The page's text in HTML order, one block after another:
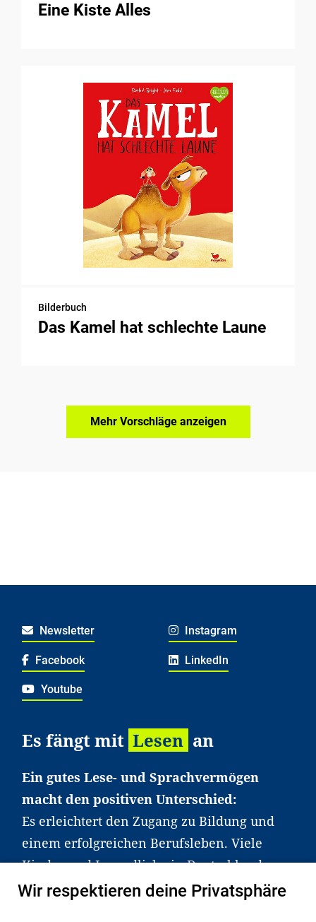
Eine Kiste Alles
Bilderbuch
Das Kamel hat schlechte Laune
Mehr Vorschläge anzeigen
Newsletter Instagram
Facebook LinkedIn
Youtube
Es fängt mit Lesen an
Ein gutes Lese- und Sprachvermögen
macht den positiven Unterschied:
Es erleichtert den Zugang zu Bildung und
einem erfolgreichen Berufsleben. Viele
Kinder und Jugendliche in Deutschland
haben aber große Schwierigkeiten dabei.
Wir respektieren deine Privatsphäre